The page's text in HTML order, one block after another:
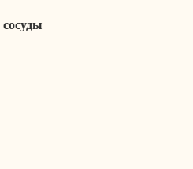
сосуды